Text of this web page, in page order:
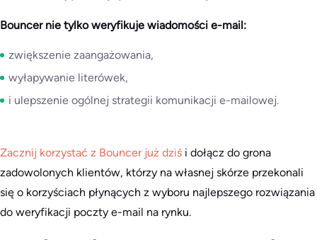
Bouncer nie tylko weryfikuje wiadomości e-mail:
zwiększenie zaangażowania,
wyłapywanie literówek,
i ulepszenie ogólnej strategii komunikacji e-mailowej.
Zacznij korzystać z Bouncer już dziś i dołącz do grona
zadowolonych klientów, którzy na własnej skórze przekonali
się o korzyściach płynących z wyboru najlepszego rozwiązania
do weryfikacji poczty e-mail na rynku.